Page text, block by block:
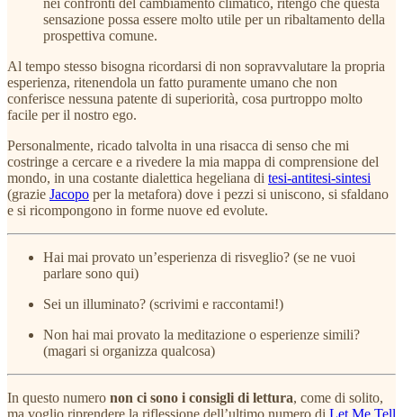
sensazione possa essere molto utile per un ribaltamento della
prospettiva comune.
Al tempo stesso bisogna ricordarsi di non sopravvalutare la propria
esperienza, ritenendola un fatto puramente umano che non
conferisce nessuna patente di superiorità, cosa purtroppo molto
facile per il nostro ego.
Personalmente, ricado talvolta in una risacca di senso che mi
costringe a cercare e a rivedere la mia mappa di comprensione del
mondo, in una costante dialettica hegeliana di tesi-antitesi-sintesi
(grazie Jacopo per la metafora) dove i pezzi si uniscono, si sfaldano
e si ricompongono in forme nuove ed evolute.
Hai mai provato un’esperienza di risveglio? (se ne vuoi
parlare sono qui)
Sei un illuminato? (scrivimi e raccontami!)
Non hai mai provato la meditazione o esperienze simili?
(magari si organizza qualcosa)
In questo numero non ci sono i consigli di lettura, come di solito,
ma voglio riprendere la riflessione dell’ultimo numero di Let Me Tell